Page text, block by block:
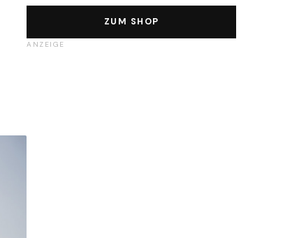
ZUM SHOP
ANZEIGE